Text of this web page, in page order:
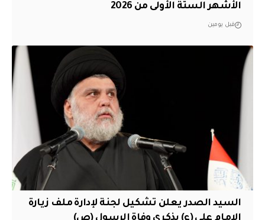
الأشهر الستة الأولى من 2026
قبل يومين
السيد الصدر يعلن تشكيل لجنة لإدارة ملف زيارة